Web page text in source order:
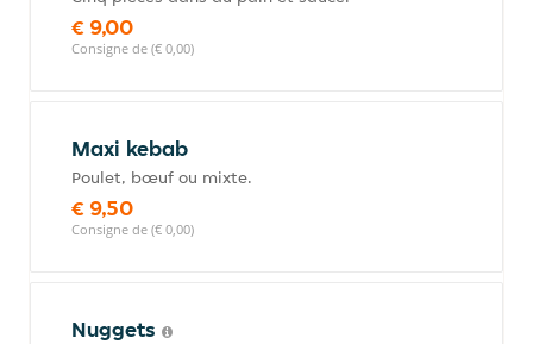
€ 9,00
Consigne de (€ 0,00)
Maxi kebab
Poulet, bœuf ou mixte.
€ 9,50
Consigne de (€ 0,00)
Nuggets